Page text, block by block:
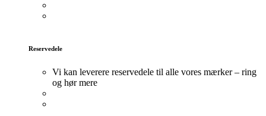
Reservedele
Vi kan leverere reservedele til alle vores mærker – ring
og hør mere